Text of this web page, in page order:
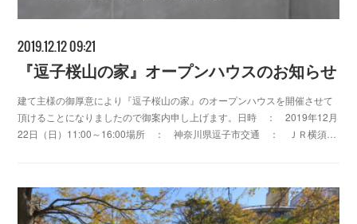
2019.12.12 09:21
『逗子桜山の家』オープンハウスのお知らせ
建て主様の御厚意により『逗子桜山の家』のオープンハウスを開催させて
頂けることになりましたので御案内申し上げます。日時 ： 2019年12月
22日（日）11:00～16:00場所 ： 神奈川県逗子市交通 ： ＪＲ横須…